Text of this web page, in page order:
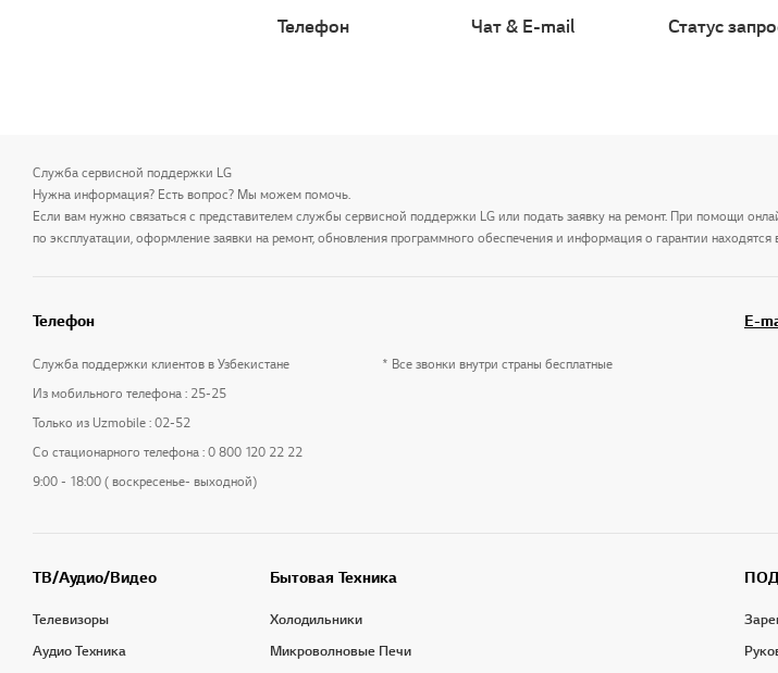
Телефон Чат & E-mail Статус
Служба сервисной поддержки LG
Нужна информация? Есть вопрос? Мы можем помочь.
Если вам нужно связаться с представителем службы сервисной поддержки LG или подать заявку на ремонт. При помощи
по эксплуатации, оформление заявки на ремонт, обновления программного обеспечения и информация о гарантии
Телефон
Служба поддержки клиентов в Узбекистане
Из мобильного телефона : 25-25
Только из Uzmobile : 02-52
Со стационарного телефона : 0 800 120 22 22
9:00 - 18:00 ( воскресенье- выходной)
* Все звонки внутри страны бесплатные
E-
ТВ/Аудио/Видео
Телевизоры
Аудио Техника
Бытовая Техника
Холодильники
Микроволновые Печи